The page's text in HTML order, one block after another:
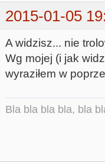
2015-01-05
A widzisz... nie
Wg mojej (i jak
wyraziłem w
Bla bla bla bla, bla